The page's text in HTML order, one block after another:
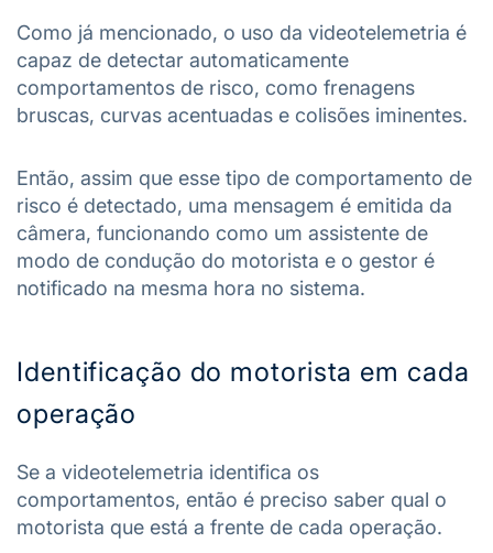
Como já mencionado, o uso da videotelemetria é
capaz de detectar automaticamente
comportamentos de risco, como frenagens
bruscas, curvas acentuadas e colisões iminentes.
Então, assim que esse tipo de comportamento de
risco é detectado, uma mensagem é emitida da
câmera, funcionando como um assistente de
modo de condução do motorista e o gestor é
notificado na mesma hora no sistema.
Identificação do motorista em cada
operação
Se a videotelemetria identifica os
comportamentos, então é preciso saber qual o
motorista que está a frente de cada operação.